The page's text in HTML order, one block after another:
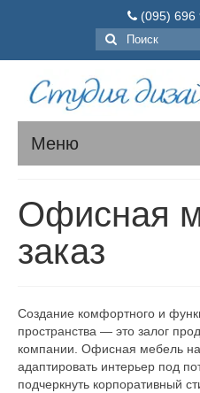
(095) 696
Меню
КОРПУСНАЯ МЕБЕЛЬ
О нас
Цены
Вопросы-ответы
Офисная
заказ
Создание комфортного и
пространства — это залог
компании. Офисная мебель на
адаптировать интерьер под
подчеркнуть корпоративный